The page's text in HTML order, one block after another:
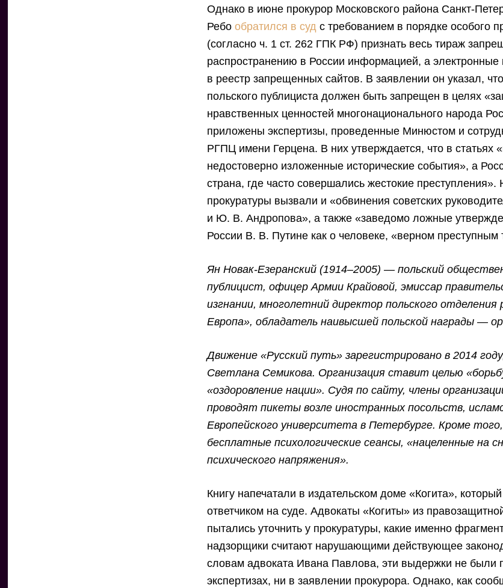
Однако в июне прокурор Московского района Санкт-
Ребообратился в суд с требованием в порядке особого
(согласно ч. 1 ст. 262 ГПК РФ) признать весь тираж
распространению в России информацией, а электронные
в реестр запрещенных сайтов. В заявлении он указал,
польского публициста должен быть запрещен в целях
нравственных ценностей многонационального народа
приложены экспертизы, проведенные Минюстом и
РГПЦ имени Герцена. В них утверждается, что в статьях
недостоверно изложенные исторические события», а
страна, где часто совершались жестокие преступления».
прокуратуры вызвали и «обвинения советских
и Ю. В. Андропова», а также «заведомо ложные
России В. В. Путине как о человеке, «верном
Ян Новак-Езеранский (1914–2005) — польский
публицист, офицер Армии Крайовой, эмиссар
изгнании, многолетний директор польского отделения
Европа», обладатель наивысшей польской награды —
Движение «Русский путь» зарегистрировано в 2014
Светлана Семикова. Организация ставит целью
«оздоровление нации». Судя по сайту, члены
проводят пикеты возле иностранных посольств,
Европейского университета в Петербурге. Кроме
бесплатные психологические сеансы, «нацеленные на
психического напряжения».
Книгу напечатали в издательском доме «Когита»,
ответчиком на суде. Адвокаты «Когиты» из
пытались уточнить у прокуратуры, какие именно
надзорщики считают нарушающими действующее
словам адвоката Ивана Павлова, эти выдержки не были
экспертизах, ни в заявлении прокурора. Однако, как